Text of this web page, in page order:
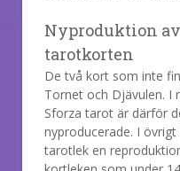
Nyproduktion
tarotkorten
De två kort som inte
Tornet och Djävulen. I
Sforza tarot är därför
nyproducerade. I
tarotlek en